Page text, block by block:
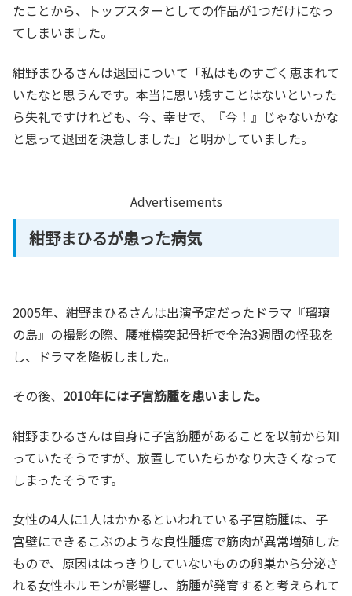
たことから、トップスターとしての作品が1つだけになっ
てしまいました。
紺野まひるさんは退団について「私はものすごく恵まれて
いたなと思うんです。本当に思い残すことはないといった
ら失礼ですけれども、今、幸せで、『今！』じゃないかな
と思って退団を決意しました」と明かしていました。
Advertisements
紺野まひるが患った病気
2005年、紺野まひるさんは出演予定だったドラマ『瑠璃
の島』の撮影の際、腰椎横突起骨折で全治3週間の怪我を
し、ドラマを降板しました。
その後、 2010年には子宮筋腫を患いました。
紺野まひるさんは自身に子宮筋腫があることを以前から知
っていたそうですが、放置していたらかなり大きくなって
しまったそうです。
女性の4人に1人はかかるといわれている子宮筋腫は、子
宮壁にできるこぶのような良性腫瘍で筋肉が異常増殖した
もので、原因ははっきりしていないものの卵巣から分泌さ
れる女性ホルモンが影響し、筋腫が発育すると考えられて